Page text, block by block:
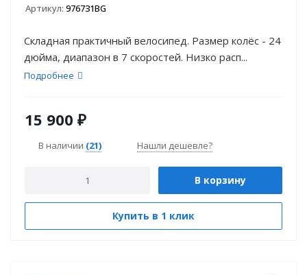
Артикул: 976731BG
Складная практичный велосипед. Размер колёс - 24
дюйма, диапазон в 7 скоростей. Низко расп...
Подробнее
15 900 ₽
В наличии (21) Нашли дешевле?
В корзину
Купить в 1 клик